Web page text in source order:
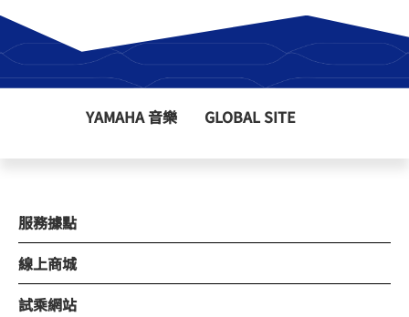
YAMAHA 音樂 GLOBAL SITE
服務據點
線上商城
試乘網站